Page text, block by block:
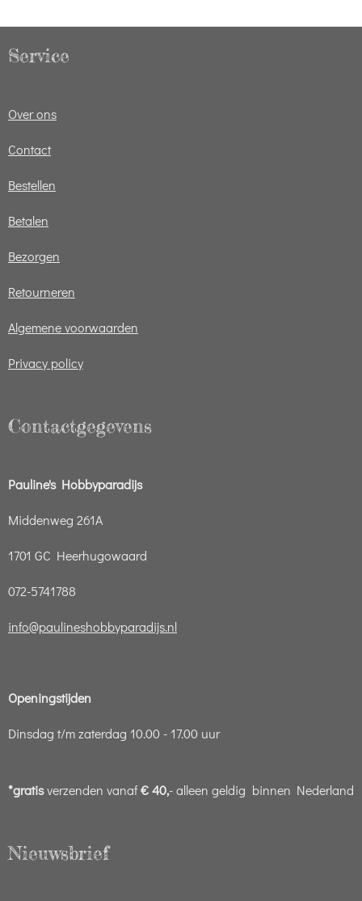
Service
Over ons
Contact
Bestellen
Betalen
Bezorgen
Retourneren
Algemene voorwaarden
Privacy policy
Contactgegevens
Pauline's Hobbyparadijs
Middenweg 261A
1701 GC Heerhugowaard
072-5741788
info@paulineshobbyparadijs.nl
Openingstijden
Dinsdag t/m zaterdag 10.00 - 17.00 uur
*gratisverzenden vanaf€ 40,- alleen geldig binnen Nederland
Nieuwsbrief